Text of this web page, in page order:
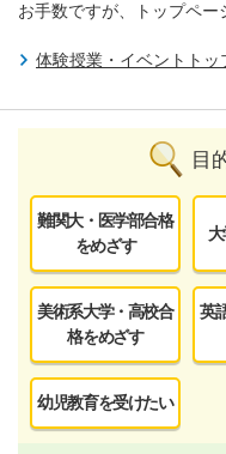
お手数ですが、トップペー
体験授業・イベントトッ
目
難関大・医学部合格
をめざす
美術系大学・高校合
格をめざす
英
幼児教育を受けたい